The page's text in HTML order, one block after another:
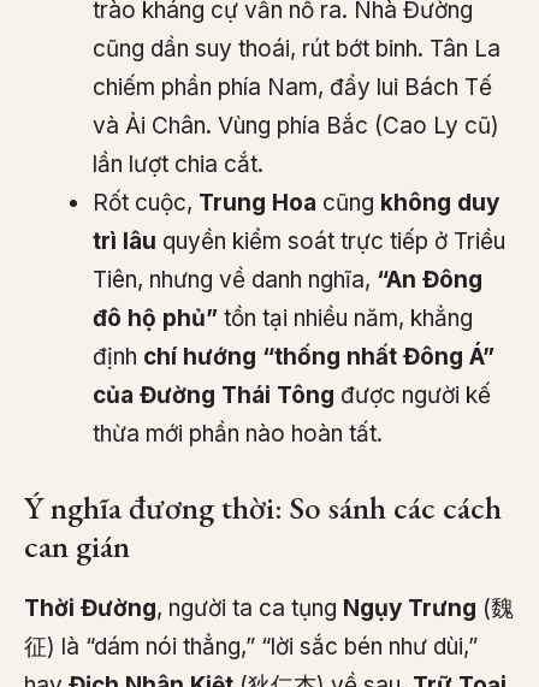
trào kháng cự vẫn nổ ra. Nhà Đường
cũng dần suy thoái, rút bớt binh. Tân La
chiếm phần phía Nam, đẩy lui Bách Tế
và Ải Chân. Vùng phía Bắc (Cao Ly cũ)
lần lượt chia cắt.
Rốt cuộc, Trung Hoa cũng không duy
trì lâu quyền kiểm soát trực tiếp ở Triều
Tiên, nhưng về danh nghĩa, “An Đông
đô hộ phủ” tồn tại nhiều năm, khẳng
định chí hướng “thống nhất Đông Á”
của Đường Thái Tông được người kế
thừa mới phần nào hoàn tất.
Ý nghĩa đương thời: So sánh các cách
can gián
Thời Đường, người ta ca tụng Ngụy Trưng (魏
征) là “dám nói thẳng,” “lời sắc bén như dùi,”